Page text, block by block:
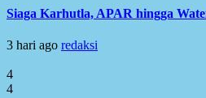
Siaga Karhutla, APAR hingga
3 hari ago redaksi
4
4